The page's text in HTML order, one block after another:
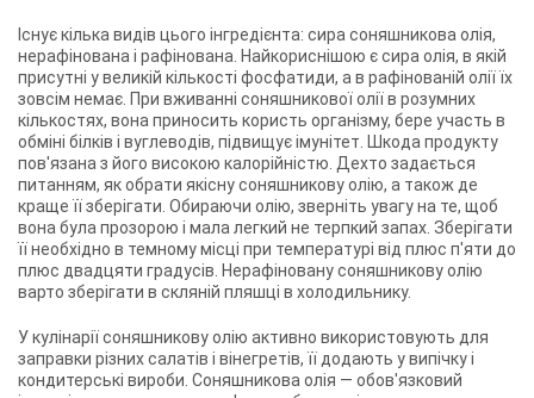
Існує кілька видів цього інгредієнта: сира соняшникова олія,
нерафінована і рафінована. Найкориснішою є сира олія, в якій
присутні у великій кількості фосфатиди, а в рафінованій олії їх
зовсім немає. При вживанні соняшникової олії в розумних
кількостях, вона приносить користь організму, бере участь в
обміні білків і вуглеводів, підвищує імунітет. Шкода продукту
пов'язана з його високою калорійністю. Дехто задається
питанням, як обрати якісну соняшникову олію, а також де
краще її зберігати. Обираючи олію, зверніть увагу на те, щоб
вона була прозорою і мала легкий не терпкий запах. Зберігати
її необхідно в темному місці при температурі від плюс п'яти до
плюс двадцяти градусів. Нерафіновану соняшникову олію
варто зберігати в скляній пляшці в холодильнику.
У кулінарії соняшникову олію активно використовують для
заправки різних салатів і вінегретів, її додають у випічку і
кондитерські вироби. Соняшникова олія — ​​обов'язковий